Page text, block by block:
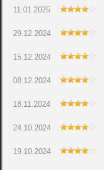
11.01.2025
29.12.2024
15.12.2024
08.12.2024
18.11.2024
24.10.2024
19.10.2024